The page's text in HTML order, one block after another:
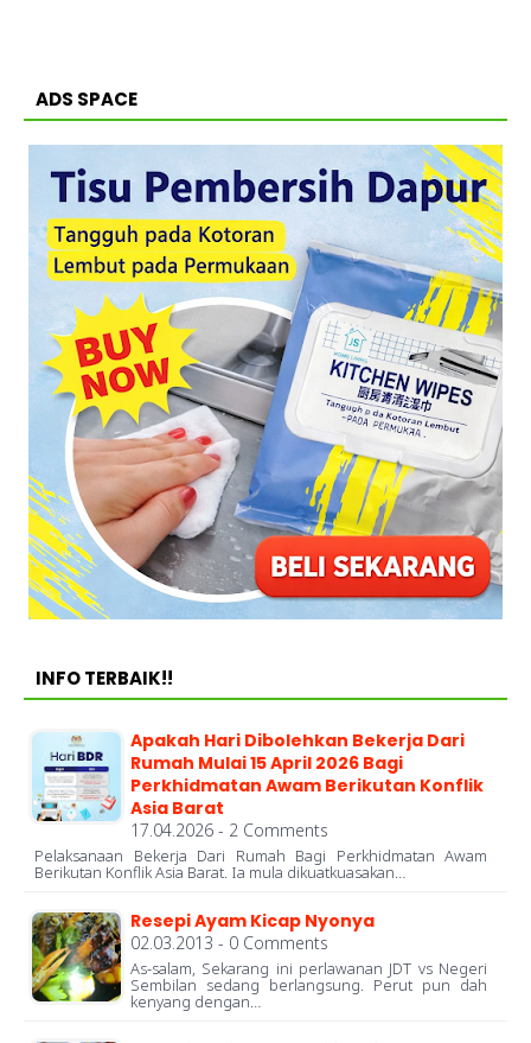
ADS SPACE
INFO TERBAIK!!
Apakah Hari Dibolehkan Bekerja Dari
Rumah Mulai 15 April 2026 Bagi
Perkhidmatan Awam Berikutan Konflik
Asia Barat
17.04.2026 - 2 Comments
Pelaksanaan Bekerja Dari Rumah Bagi Perkhidmatan Awam
Berikutan Konflik Asia Barat. Ia mula dikuatkuasakan…
Resepi Ayam Kicap Nyonya
02.03.2013 - 0 Comments
As-salam, Sekarang ini perlawanan JDT vs Negeri
Sembilan sedang berlangsung. Perut pun dah
kenyang dengan…